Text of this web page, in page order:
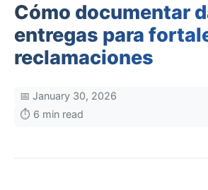
Cómo documentar
entregas para
reclamaciones
📅 January 30, 2026
⏱️ 6 min read